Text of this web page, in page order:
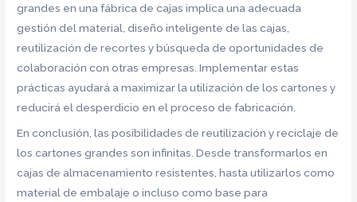
grandes en una fábrica de cajas implica una adecuada
gestión del material, diseño inteligente de las cajas,
reutilización de recortes y búsqueda de oportunidades de
colaboración con otras empresas. Implementar estas
prácticas ayudará a maximizar la utilización de los cartones y
reducirá el desperdicio en el proceso de fabricación.
En conclusión, las posibilidades de reutilización y reciclaje de
los cartones grandes son infinitas. Desde transformarlos en
cajas de almacenamiento resistentes, hasta utilizarlos como
material de embalaje o incluso como base para